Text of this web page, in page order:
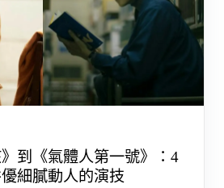
到《氣體人第一號》：4
細膩動人的演技